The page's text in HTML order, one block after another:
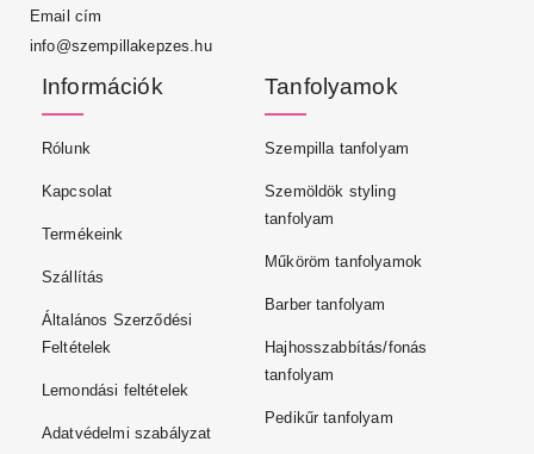
Email cím
info@szempillakepzes.hu
Információk
Rólunk
Kapcsolat
Termékeink
Szállítás
Általános Szerződési
Feltételek
Lemondási feltételek
Adatvédelmi szabályzat
Tanfolyamok
Szempilla tanfolyam
Szemöldök styling
tanfolyam
Műköröm tanfolyamok
Barber tanfolyam
Hajhosszabbítás/fonás
tanfolyam
Pedikűr tanfolyam